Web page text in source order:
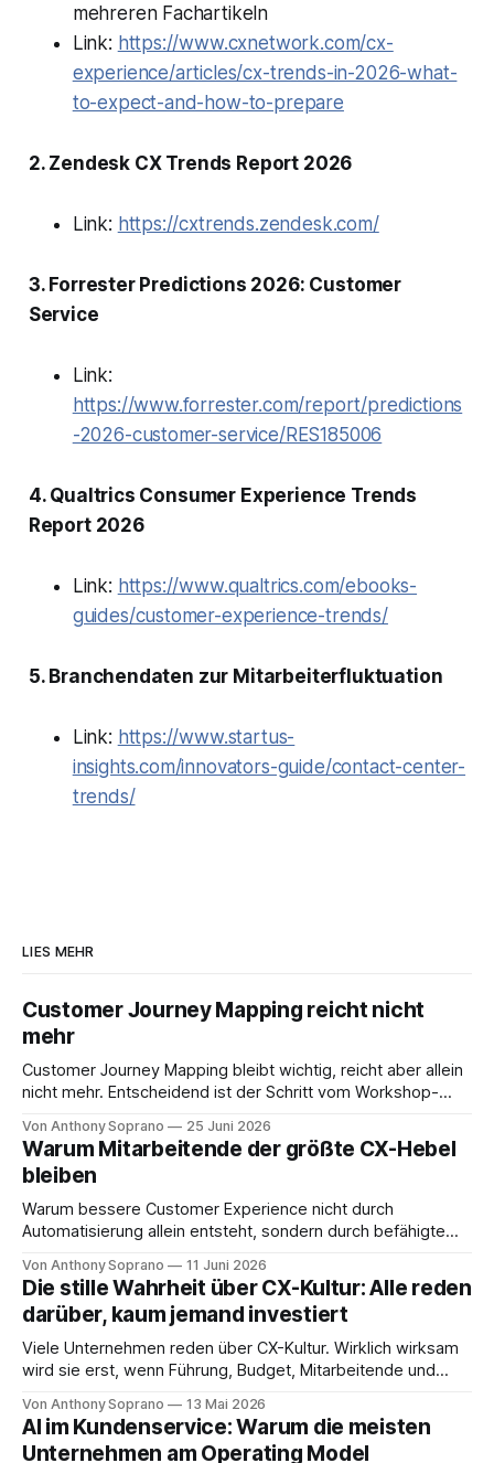
mehreren Fachartikeln
Link: https://www.cxnetwork.com/cx-
experience/articles/cx-trends-in-2026-what-
to-expect-and-how-to-prepare
2. Zendesk CX Trends Report 2026
Link: https://cxtrends.zendesk.com/
3. Forrester Predictions 2026: Customer
Service
Link:
https://www.forrester.com/report/predictions
-2026-customer-service/RES185006
4. Qualtrics Consumer Experience Trends
Report 2026
Link: https://www.qualtrics.com/ebooks-
guides/customer-experience-trends/
5. Branchendaten zur Mitarbeiterfluktuation
Link: https://www.startus-
insights.com/innovators-guide/contact-center-
trends/
LIES MEHR
Customer Journey Mapping reicht nicht
mehr
Customer Journey Mapping bleibt wichtig, reicht aber allein
nicht mehr. Entscheidend ist der Schritt vom Workshop-
Von Anthony Soprano 25 Juni 2026
Warum Mitarbeitende der größte CX-Hebel
bleiben
Warum bessere Customer Experience nicht durch
Automatisierung allein entsteht, sondern durch befähigte
Von Anthony Soprano 11 Juni 2026
Die stille Wahrheit über CX-Kultur: Alle reden
darüber, kaum jemand investiert
Viele Unternehmen reden über CX-Kultur. Wirklich wirksam
wird sie erst, wenn Führung, Budget, Mitarbeitende und
Von Anthony Soprano 13 Mai 2026
AI im Kundenservice: Warum die meisten
Unternehmen am Operating Model